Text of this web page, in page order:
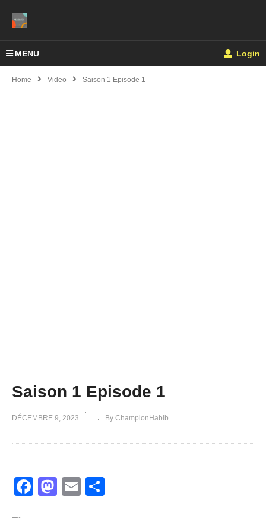
MENU Login
Home Video Saison 1 Episode 1
Saison 1 Episode 1
DÉCEMBRE 9, 2023 By ChampionHabib
Facebook
Mastodon
Email